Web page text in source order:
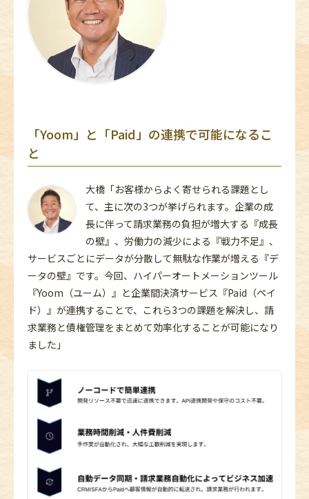
「Yoom 」と「Paid 」の連携で可能になるこ
と
大橋「お客様からよく寄せられる課題とし
て、主に次の3つが挙げられます。企業の成
長に伴って請求業務の負担が増大する『成長
の壁』、労働力の減少による『戦力不足』、
サービスごとにデータが分散して無駄な作業が増える『デ
ータの壁』です。今回、ハイパーオートメーションツール
『Yoom（ユーム）』と企業間決済サービス『Paid（ペイ
ド）』が連携することで、これら3つの課題を解決し、請
求業務と債権管理をまとめて効率化することが可能になり
ました」